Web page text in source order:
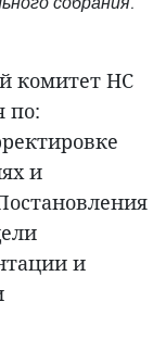
комитет НС
по:
и
и